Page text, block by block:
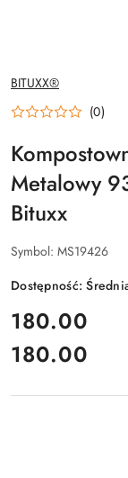
NAZWA
PRODUCENTA:
BITUXX®
(0)
Metalowy
Bituxx
Symbol: MS19426
Dostępność:
cena:
180.00
Cena:
180.00